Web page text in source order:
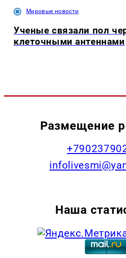
Мировые новости
Ученые связали пол
клеточными антеннами
Размещение
Наша